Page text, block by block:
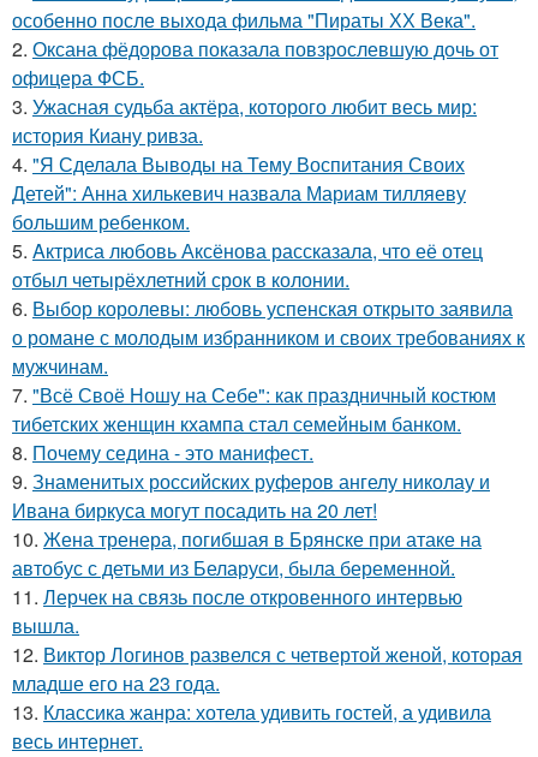
особенно после выхода фильма "Пираты ХХ Века".
2. Оксана фёдорова показала повзрослевшую дочь от
офицера ФСБ.
3. Ужасная судьба актёра, которого любит весь мир:
история Киану ривза.
4. "Я Сделала Выводы на Тему Воспитания Своих
Детей": Анна хилькевич назвала Мариам тилляеву
большим ребенком.
5. Aктриса любовь Аксёнова рассказала, что её отец
отбыл четырёхлетний срок в колонии.
6. Выбор королевы: любовь успенская открыто заявила
о романе с молодым избранником и своих требованиях к
мужчинам.
7. "Всё Своё Ношу на Себе": как праздничный костюм
тибетских женщин кхампа стал семейным банком.
8. Почему седина - это манифест.
9. Знаменитых российских руферов ангелу николау и
Ивана биркуса могут посадить на 20 лет!
10. Жена тренера, погибшая в Брянске при атаке на
автобус с детьми из Беларуси, была беременной.
11. Лерчек на связь после откровенного интервью
вышла.
12. Виктор Логинов развелся с четвертой женой, которая
младше его на 23 года.
13. Классика жанра: хотела удивить гостей, а удивила
весь интернет.